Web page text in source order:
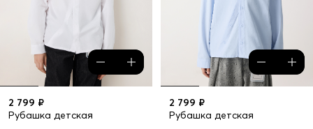
2 799 ₽
Рубашка детская
2 799 ₽
Рубашка детская